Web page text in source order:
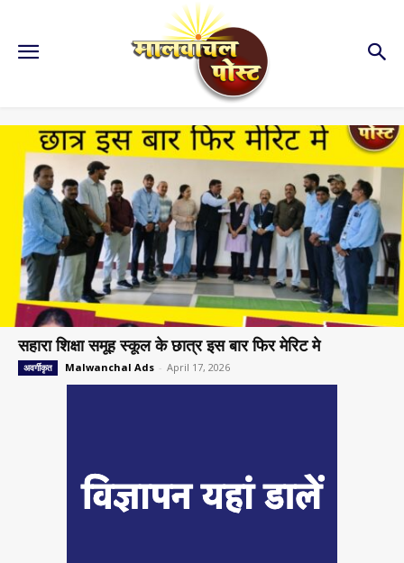
सहारा शिक्षा समूह स्कूल के छात्र इस बार फिर मेरिट मे
अवर्गीकृत Malwanchal Ads - April 17, 2026